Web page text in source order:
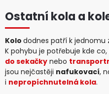
Ostatní kola a
Kolo dodnes patří k jednomu
K pohybu je potřebuje kde co,
do sekačky nebo
jsou nejčastěji nafukovací,
i nepropíchnutelná kola.